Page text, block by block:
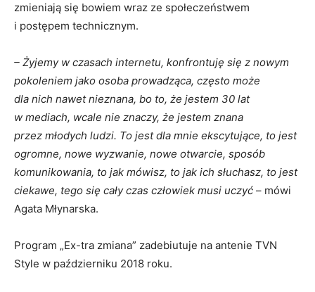
zmieniają się bowiem wraz ze społeczeństwem
i postępem technicznym.
– Żyjemy w czasach internetu, konfrontuję się z nowym
pokoleniem jako osoba prowadząca, często może
dla nich nawet nieznana, bo to, że jestem 30 lat
w mediach, wcale nie znaczy, że jestem znana
przez młodych ludzi. To jest dla mnie ekscytujące, to jest
ogromne, nowe wyzwanie, nowe otwarcie, sposób
komunikowania, to jak mówisz, to jak ich słuchasz, to jest
ciekawe, tego się cały czas człowiek musi uczyć – mówi
Agata Młynarska.
Program „Ex-tra zmiana” zadebiutuje na antenie TVN
Style w październiku 2018 roku.